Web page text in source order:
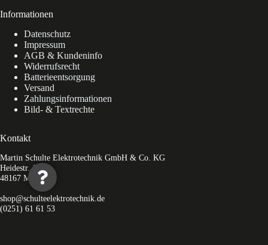
Informationen
Datenschutz
Impressum
AGB & Kundeninfo
Widerrufsrecht
Batterieentsorgung
Versand
Zahlungsinformationen
Bild- & Textrechte
Kontakt
Martin Schulte Elektrotechnik GmbH & Co. KG
Heidestr. 11c
48167 Münster
shop@schulteelektrotechnik.de
(0251) 61 61 53